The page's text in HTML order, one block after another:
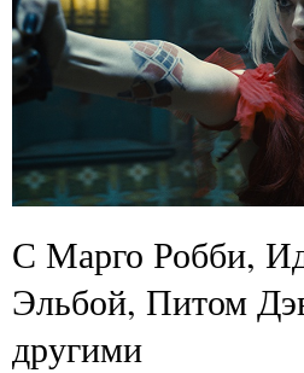
С Марго Робби,
Эльбой, Питом
другими